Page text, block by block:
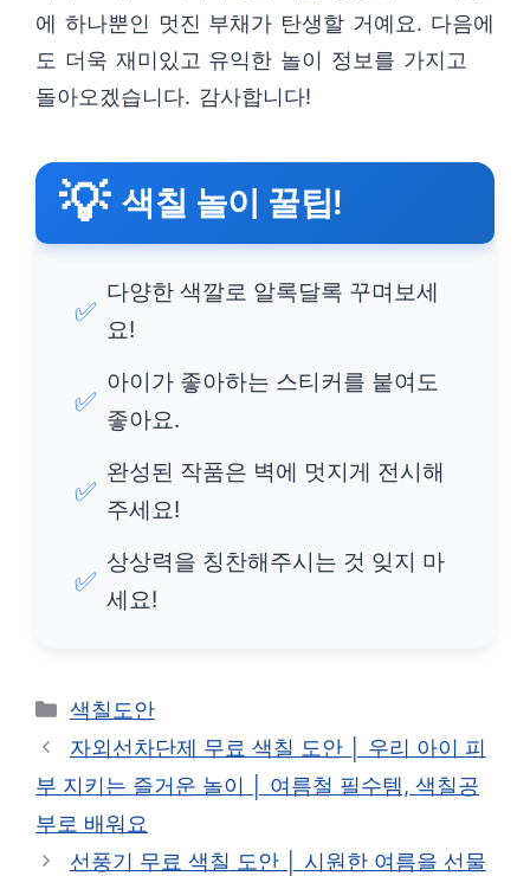
에 하나뿐인 멋진 부채가 탄생할 거예요. 다음에
도 더욱 재미있고 유익한 놀이 정보를 가지고
돌아오겠습니다. 감사합니다!
💡 색칠 놀이 꿀팁!
✅
다양한 색깔로 알록달록 꾸며보세
요!
✅
아이가 좋아하는 스티커를 붙여도
좋아요.
✅
완성된 작품은 벽에 멋지게 전시해
주세요!
✅
상상력을 칭찬해주시는 것 잊지 마
세요!
카
테
리
색칠도안
자외선차단제 무료 색칠 도안 │ 우리 아이 피
부 지키는 즐거운 놀이 │ 여름철 필수템, 색칠공
부로 배워요
선풍기 무료 색칠 도안 │ 시원한 여름을 선물